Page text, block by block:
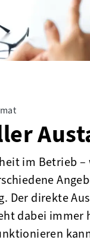
im Betrieb
Der direkte
dabei immer